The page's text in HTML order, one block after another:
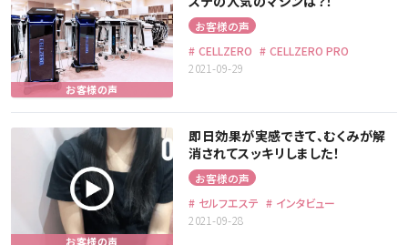
お客様の声
CELLZERO
CELLZERO PRO
2021-09-29
即日効果が実感できて、むくみが解
消されてスッキリしました！
お客様の声
セルフエステ
インタビュー
2021-09-28